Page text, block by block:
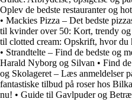
Oplev de bedste restauranter og
• Mackies Pizza – Det bedste
til kvinder over 50: Kort, trendy
til clotted cream: Opskrift, hvor du
• Strandtelte – Find de bedste og
Harald Nyborg og Silvan • Find
og Skolageret – Læs anmeldelser
fantastiske tilbud på roser hos Bilka
nu! • Guide til Gavlpuder og